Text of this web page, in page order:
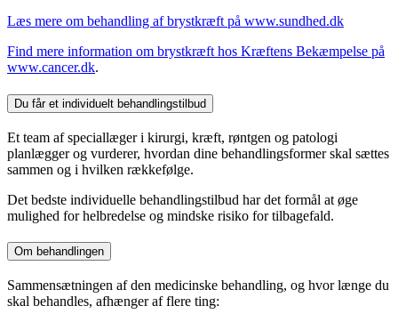
Læs mere om behandling af brystkræft på www.sundhed.dk
Find mere information om brystkræft hos Kræftens Bekæmpelse på
www.cancer.dk.
Du får et individuelt behandlingstilbud
Et team af speciallæger i kirurgi, kræft, røntgen og patologi
planlægger og vurderer, hvordan dine behandlingsformer skal sættes
sammen og i hvilken rækkefølge.
Det bedste individuelle behandlingstilbud har det formål at øge
mulighed for helbredelse og mindske risiko for tilbagefald.
Om behandlingen
Sammensætningen af den medicinske behandling, og hvor længe du
skal behandles, afhænger af flere ting: